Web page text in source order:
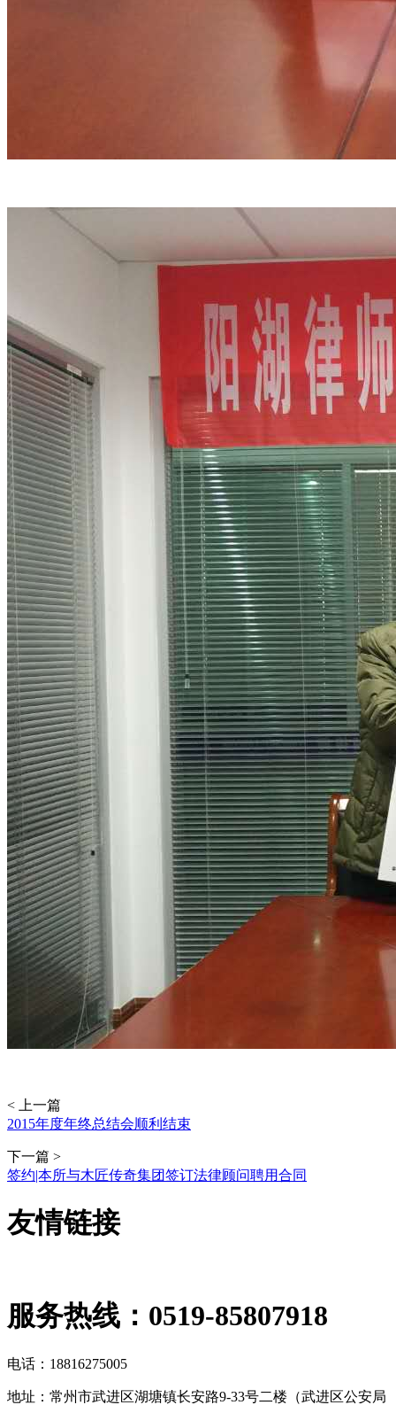
< 上一篇
2015年度年终总结会顺利结束
下一篇 >
签约|本所与木匠传奇集团签订法律顾问聘用合同
友情链接
服务热线： 0519-85807918
电话：18816275005
地址：常州市武进区湖塘镇长安路9-33号二楼（武进区公安局